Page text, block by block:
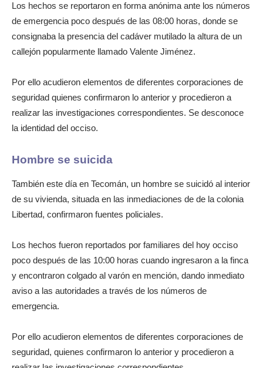
Los hechos se reportaron en forma anónima ante los números
de emergencia poco después de las 08:00 horas, donde se
consignaba la presencia del cadáver mutilado la altura de un
callejón popularmente llamado Valente Jiménez.
Por ello acudieron elementos de diferentes corporaciones de
seguridad quienes confirmaron lo anterior y procedieron a
realizar las investigaciones correspondientes. Se desconoce
la identidad del occiso.
Hombre se suicida
También este día en Tecomán, un hombre se suicidó al interior
de su vivienda, situada en las inmediaciones de de la colonia
Libertad, confirmaron fuentes policiales.
Los hechos fueron reportados por familiares del hoy occiso
poco después de las 10:00 horas cuando ingresaron a la finca
y encontraron colgado al varón en mención, dando inmediato
aviso a las autoridades a través de los números de
emergencia.
Por ello acudieron elementos de diferentes corporaciones de
seguridad, quienes confirmaron lo anterior y procedieron a